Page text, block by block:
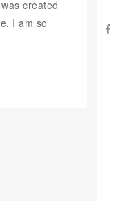
created
I am so